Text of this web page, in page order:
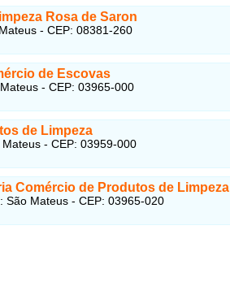
Rosa de Saron
- CEP: 08381-260
de Escovas
- CEP: 03965-000
de Limpeza
- CEP: 03959-000
Comércio de Produtos de Limpeza
São Mateus - CEP: 03965-020